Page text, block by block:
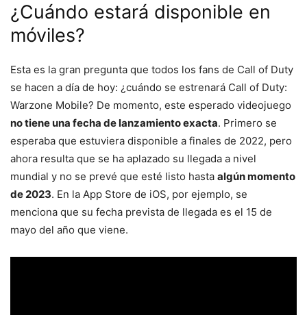
¿Cuándo estará disponible en
móviles?
Esta es la gran pregunta que todos los fans de Call of Duty
se hacen a día de hoy: ¿cuándo se estrenará Call of Duty:
Warzone Mobile? De momento, este esperado videojuego
no tiene una fecha de lanzamiento exacta. Primero se
esperaba que estuviera disponible a finales de 2022, pero
ahora resulta que se ha aplazado su llegada a nivel
mundial y no se prevé que esté listo hasta algún momento
de 2023. En la App Store de iOS, por ejemplo, se
menciona que su fecha prevista de llegada es el 15 de
mayo del año que viene.